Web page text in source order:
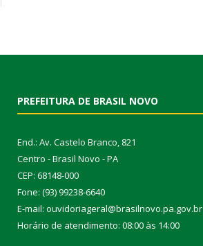
PREFEITURA DE BRASIL NOVO
End.: Av. Castelo Branco, 821
Centro - Brasil Novo - PA
CEP: 68148-000
Fone: (93) 99238-6640
E-mail: ouvidoriageral@brasilnovo.pa.gov.br
Horário de atendimento: 08:00 às 14:00